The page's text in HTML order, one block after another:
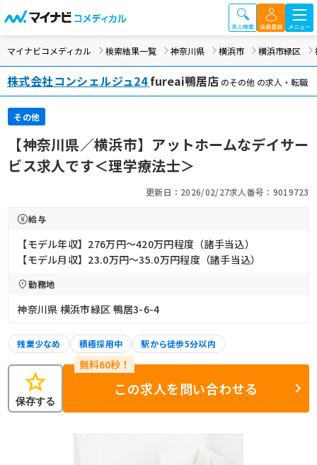
マイナビコメディカル 検索結果一覧 神奈川県 横浜市 横浜市緑区
株式会社コンシェルジュ24fureai鴨居店のその他 の求人・転職
その他
【神奈川県／横浜市】アットホームなデイサー
ビス求人です＜理学療法士＞
更新日：2026/02/27求人番号：9019723
給与
【モデル年収】276万円〜420万円程度（諸手当込）
【モデル月収】23.0万円〜35.0万円程度（諸手当込）
勤務地
神奈川県 横浜市緑区 鴨居3-6-4
残業少なめ 積極採用中 駅から徒歩5分以内
star
保存する
この求人を問い合わせる